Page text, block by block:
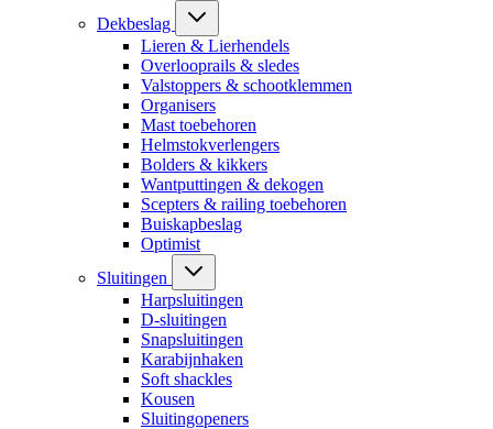
Dekbeslag
Lieren & Lierhendels
Overlooprails & sledes
Valstoppers & schootklemmen
Organisers
Mast toebehoren
Helmstokverlengers
Bolders & kikkers
Wantputtingen & dekogen
Scepters & railing toebehoren
Buiskapbeslag
Optimist
Sluitingen
Harpsluitingen
D-sluitingen
Snapsluitingen
Karabijnhaken
Soft shackles
Kousen
Sluitingopeners